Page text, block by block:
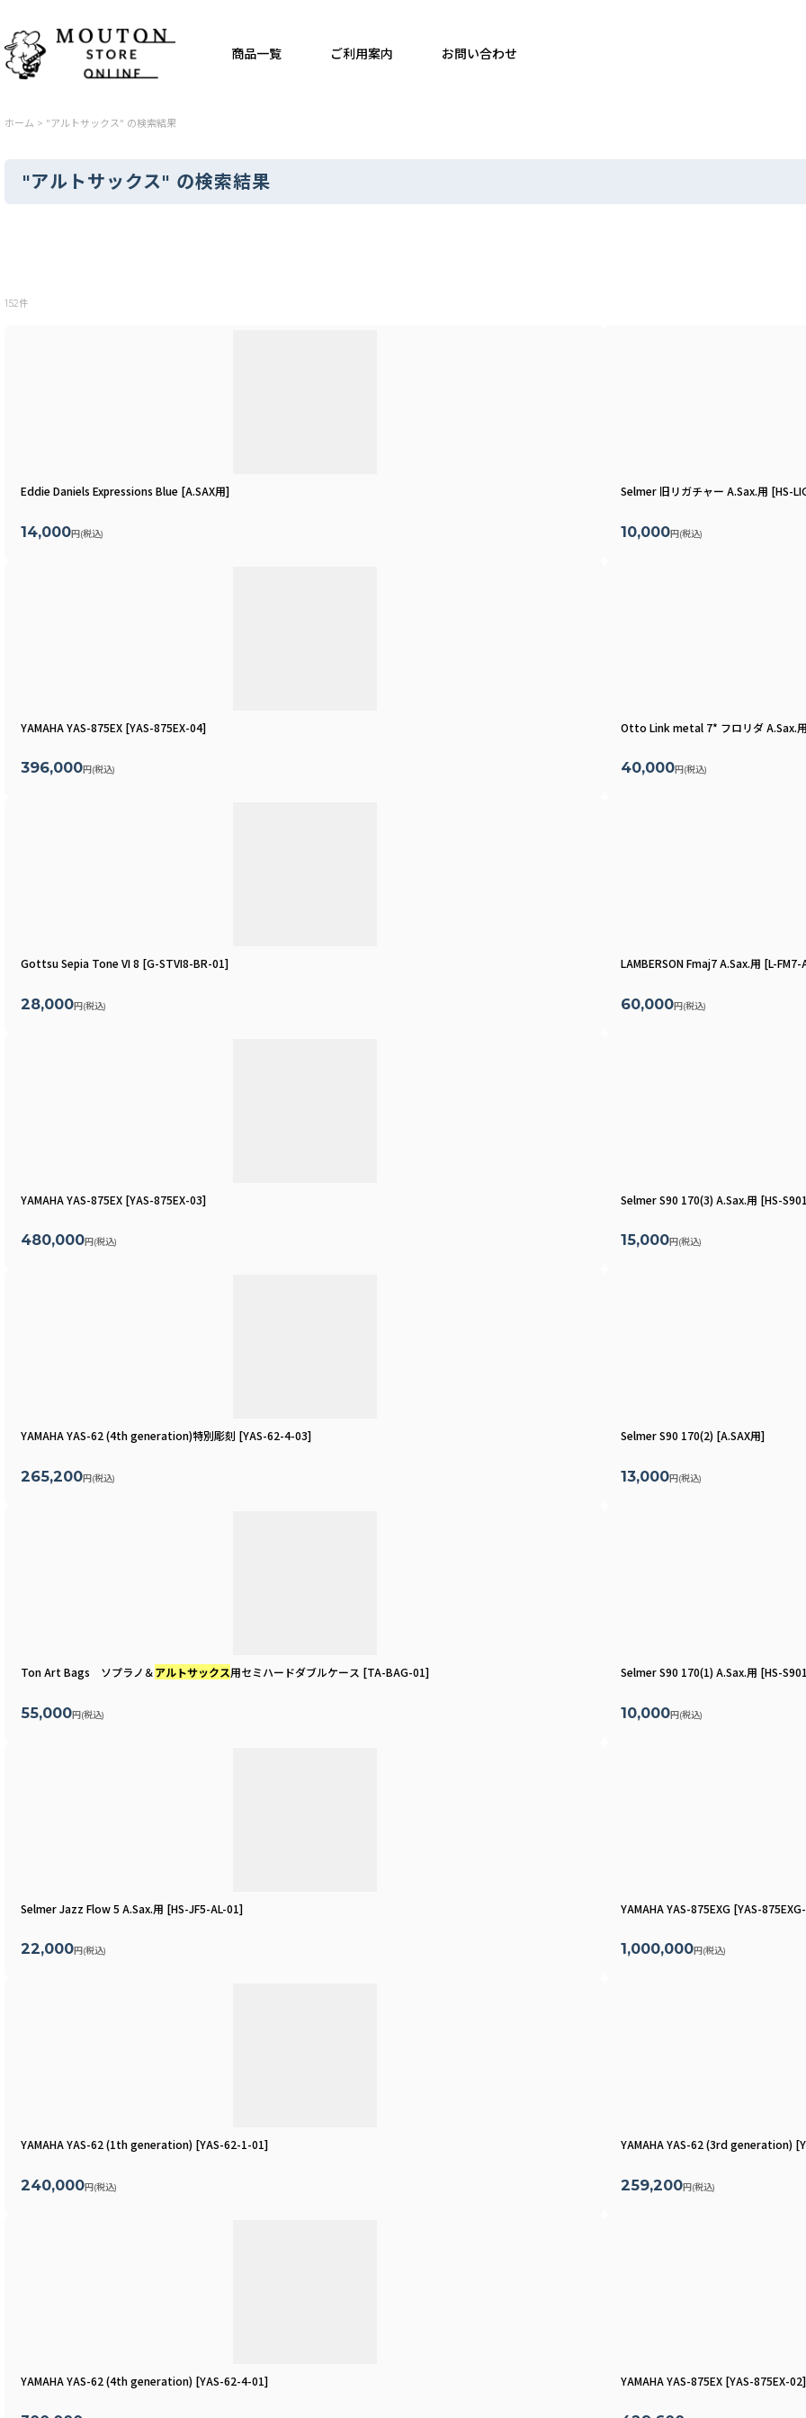
商品一覧 ご利用案内 お問い合わせ
ホーム > "アルトサックス" の検索結果
"アルトサックス" の検索結果
152件
Eddie Daniels Expressions Blue [A.SAX用]
14,000円(税込)
Selmer 旧リガチャー A.Sax.用 [HS-
10,000円(税込)
YAMAHA YAS-875EX [YAS-875EX-04]
396,000円 (税込)
Otto Link metal 7* フロリダ A.Sax.用
40,000円 (税込)
Gottsu Sepia Tone VI 8 [G-STVI8-BR-01]
28,000円(税込)
LAMBERSON Fmaj7 A.Sax.用 [L-FM7-
60,000円(税込)
YAMAHA YAS-875EX [YAS-875EX-03]
480,000円 (税込)
Selmer S90 170(3) A.Sax.用 [HS-
15,000円 (税込)
YAMAHA YAS-62 (4th generation)特別彫刻 [YAS-62-4-03]
265,200円(税込)
Selmer S90 170(2) [A.SAX用]
13,000円(税込)
Ton Art Bags ソプラノ＆アルトサックス用セミハードダブルケース [TA-BAG-01]
55,000円(税込)
Selmer S90 170(1) A.Sax.用 [HS-
10,000円(税込)
Selmer Jazz Flow 5 A.Sax.用 [HS-JF5-AL-01]
22,000円 (税込)
YAMAHA YAS-875EXG [YAS-
1,000,000円 (税込)
YAMAHA YAS-62 (1th generation) [YAS-62-1-01]
240,000円(税込)
YAMAHA YAS-62 (3rd generation) [
259,200円(税込)
YAMAHA YAS-62 (4th generation) [YAS-62-4-01] YAMAHA YAS-875EX [YAS-875EX-02]